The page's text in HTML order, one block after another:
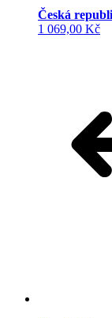
Česká
1 069,00 Kč